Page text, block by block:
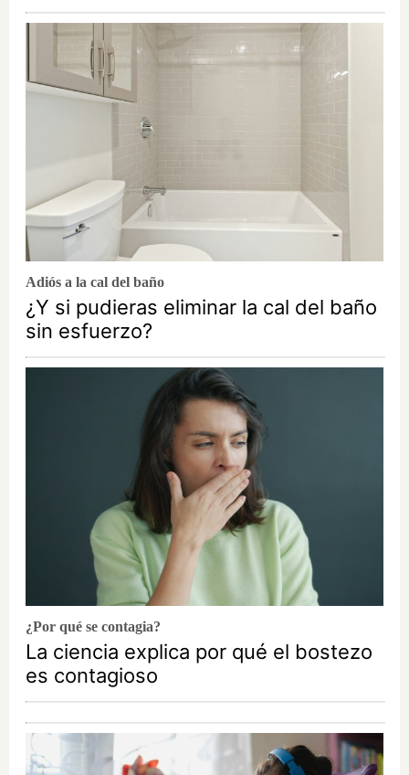
Adiós a la cal del baño
¿Y si pudieras eliminar la cal del baño
sin esfuerzo?
¿Por qué se contagia?
La ciencia explica por qué el bostezo
es contagioso